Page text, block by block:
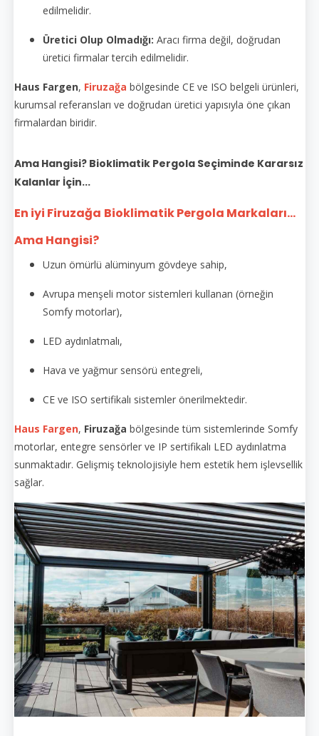
edilmelidir.
Üretici Olup Olmadığı: Aracı firma değil, doğrudan
üretici firmalar tercih edilmelidir.
Haus Fargen, Firuzağa bölgesinde CE ve ISO belgeli ürünleri,
kurumsal referansları ve doğrudan üretici yapısıyla öne çıkan
firmalardan biridir.
Ama Hangisi? Bioklimatik Pergola Seçiminde Kararsız
Kalanlar İçin...
En iyi Firuzağa Bioklimatik Pergola Markaları...
Ama Hangisi?
Uzun ömürlü alüminyum gövdeye sahip,
Avrupa menşeli motor sistemleri kullanan (örneğin
Somfy motorlar),
LED aydınlatmalı,
Hava ve yağmur sensörü entegreli,
CE ve ISO sertifikalı sistemler önerilmektedir.
Haus Fargen, Firuzağa bölgesinde tüm sistemlerinde Somfy
motorlar, entegre sensörler ve IP sertifikalı LED aydınlatma
sunmaktadır. Gelişmiş teknolojisiyle hem estetik hem işlevsellik
sağlar.